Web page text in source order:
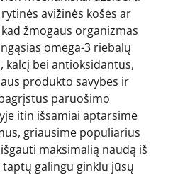
avižinės košės ar
žmogaus organizmas
omega-3 riebalų
kalcį bei antioksidantus,
produkto savybes ir
paruošimo
itin išsamiai aptarsime
griausime populiarius
maksimalią naudą iš
taptų galingu ginklu jūsų